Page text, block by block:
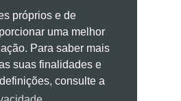
próprios e de
uma melhor
Para saber mais
suas finalidades e
consulte a